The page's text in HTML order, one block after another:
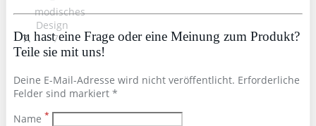
Du hast eine Frage oder eine Meinung zum Produkt?
Teile sie mit uns!
Deine E-Mail-Adresse wird nicht veröffentlicht. Erforderliche
Felder sind markiert *
Name *